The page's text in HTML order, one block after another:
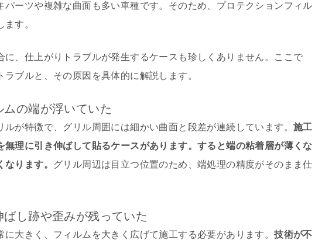
ーツや複雑な曲面も多い車種です。そのため、プロテクションフィル
す。
、仕上がりトラブルが発生するケースも珍しくありません。ここで
ブルと、その原因を具体的に解説します。
の端が浮いていた
が特徴で、グリル周囲には細かい曲面と段差が連続しています。 施工
理に引き伸ばして貼るケースがあります。すると端の粘着層が薄くな
ります。
グリル周辺は目立つ位置のため、端処理の精度がそのまま仕
し跡や歪みが残っていた
大きく、フィルムを大きく広げて施工する必要があります。技術が不